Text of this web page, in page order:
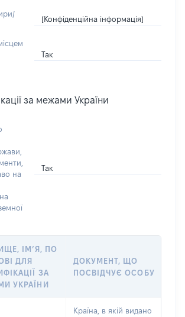
[Конфіденційна інформація]
Так
за межами України
на
Так
ІМ’Я, ПО
ДЛЯ
ЗА
УКРАЇНИ
ДОКУМЕНТ, ЩО
ПОСВІДЧУЄ ОСОБУ
Країна, в якій видано